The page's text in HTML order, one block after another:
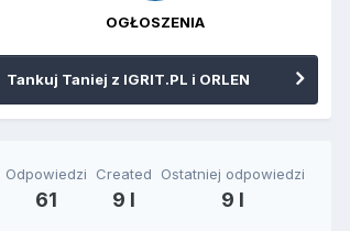
OGŁOSZENIA
Tankuj Taniej z IGRIT.PL i ORLEN
Odpowiedzi
61
Created
9 l
Ostatniej odpowiedzi
9 l